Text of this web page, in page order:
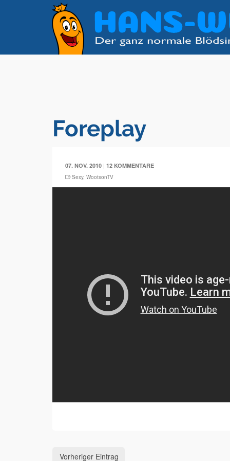
Foreplay
07. NOV. 2010 | 12 KOMMENTARE
Sexy, WootsonTV
Vorheriger Eintrag